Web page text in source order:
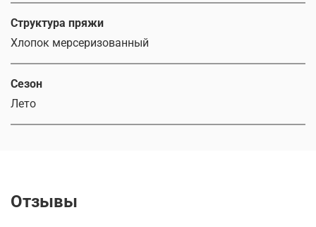
Структура пряжи
Хлопок мерсеризованный
Сезон
Лето
Отзывы